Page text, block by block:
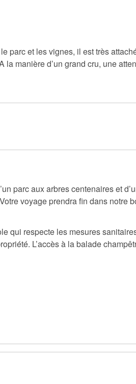
parc et les vignes, il est très
manière d’un grand cru, une
parc aux arbres centenaires et
voyage prendra fin dans notre
qui respecte les mesures
L’accès à la balade